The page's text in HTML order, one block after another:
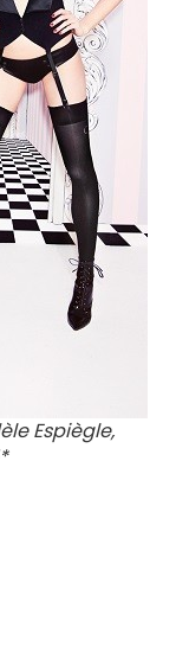
Espiègle,